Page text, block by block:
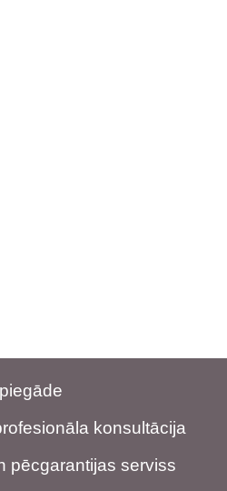
konsultācija
pēcgarantijas serviss